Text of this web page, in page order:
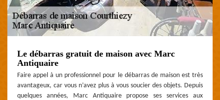
Le débarras gratuit de maison avec Marc
Antiquaire
Faire appel à un professionnel pour le débarras de maison est très
avantageux, car vous n’avez plus à vous soucier des objets. Depuis
quelques années, Marc Antiquaire propose ses services aux